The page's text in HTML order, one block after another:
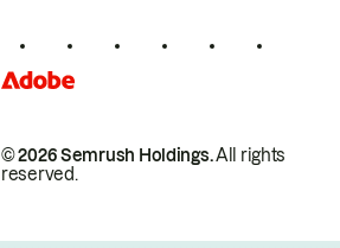
© 2026 Semrush Holdings.All rights
reserved.